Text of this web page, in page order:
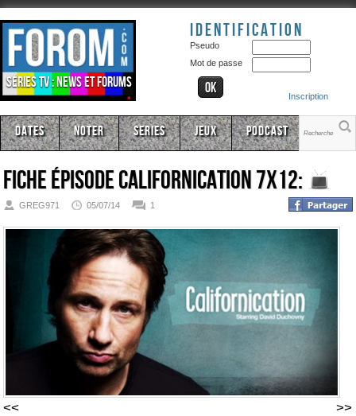
Séries TV : news et forums
Identification
Pseudo
Mot de passe
Inscription
Dates Noter Series Jeux Podcast
Fiche épisodeCalifornication 7x12:
GREG971 05/07/14 1
<<
>>